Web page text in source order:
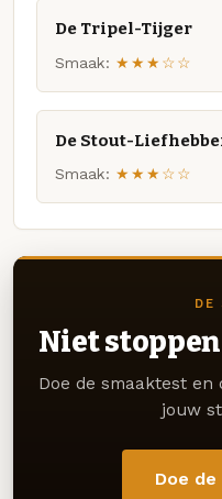
De Tripel-Tijger
Smaak: ★★★☆☆
De Stout-
Smaak: ★★★☆☆
DE
Niet
Doe de smaaktest
jouw
Doe